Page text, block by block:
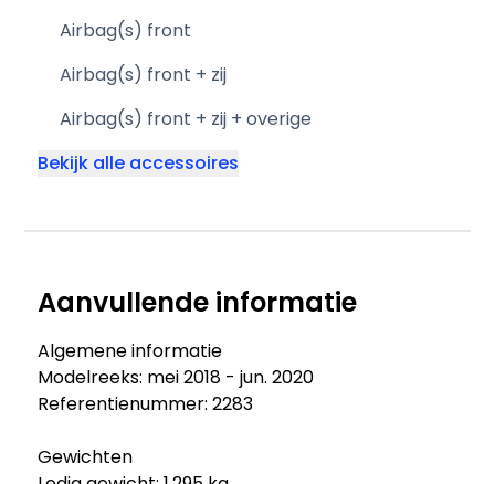
Airbag(s) front
Airbag(s) front + zij
Airbag(s) front + zij + overige
Bekijk alle accessoires
Aanvullende informatie
Algemene informatie
Modelreeks: mei 2018 - jun. 2020
Referentienummer: 2283
Gewichten